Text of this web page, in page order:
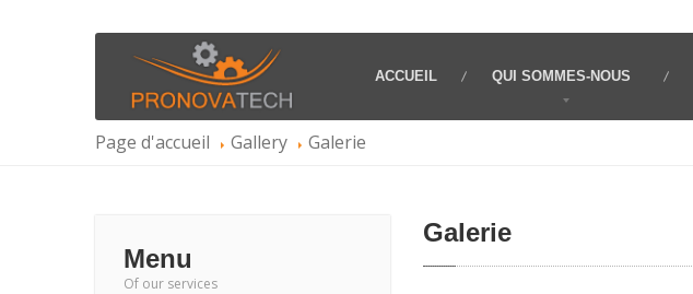
ACCUEIL QUI SOMMES-NOUS
Page d'accueil Gallery Galerie
Menu
Of our services
Galerie